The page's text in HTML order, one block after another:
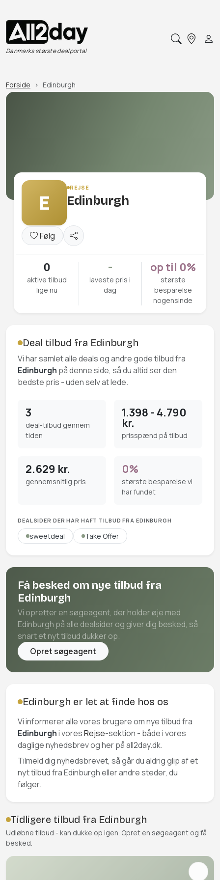
Danmarks største dealportal
Forside Edinburgh
E
REJSE
Edinburgh
Følg
0
aktive tilbud
lige nu
-
laveste pris i
dag
op til 0%
største
besparelse
nogensinde
Deal tilbud fra Edinburgh
Vi har samlet alle deals og andre gode tilbud fra
Edinburgh på denne side, så du altid ser den
bedste pris - uden selv at lede.
3
deal-tilbud gennem
tiden
1.398 - 4.790
kr.
prisspænd på tilbud
2.629 kr.
gennemsnitlig pris
0%
største besparelse vi
har fundet
DEALSIDER DER HAR HAFT TILBUD FRA EDINBURGH
sweetdeal Take Offer
Få besked om nye tilbud fra
Edinburgh
Vi opretter en søgeagent, der holder øje med
Edinburgh på alle dealsider og giver dig besked, så
snart et nyt tilbud dukker op.
Opret søgeagent
Edinburgh er let at finde hos os
Vi informerer alle vores brugere om nye tilbud fra
Edinburghi voresRejse-sektion - både i vores
daglige nyhedsbrev og her på all2day.dk.
Tilmeld dig nyhedsbrevet, så går du aldrig glip af et
nyt tilbud fra Edinburgh eller andre steder, du
følger.
Tidligere tilbud fra Edinburgh
Udløbne tilbud - kan dukke op igen. Opret en søgeagent og få
besked.